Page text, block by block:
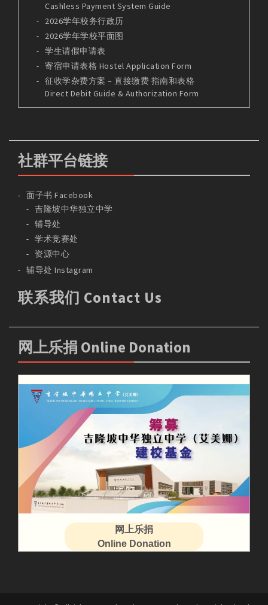
Cashless Payment System Guide
2026学年校务行政历
2026学年学校平面图
学生请假申请表
寄宿申请表格 Hostel Application Form
征收学杂费方案 – 直接缴费 指南和表格
Direct Debit Guide & Authorization Form
社群平台链接
面子书 Facebook
吉隆坡中华独立中学
辅导处
学术竞赛处
资源中心
辅导处 Instagram
联系我们 Contact Us
网上乐捐 Online Donation
网上乐捐
Online Donation